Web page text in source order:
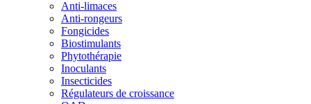
Anti-limaces
Anti-rongeurs
Fongicides
Biostimulants
Phytothérapie
Inoculants
Insecticides
Régulateurs de croissance